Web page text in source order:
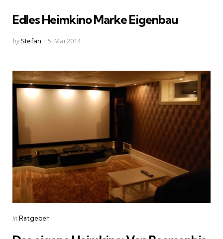
Edles Heimkino Marke Eigenbau
Posted
by Stefan 5. Mai 2014
Categories
Posted
inRatgeber